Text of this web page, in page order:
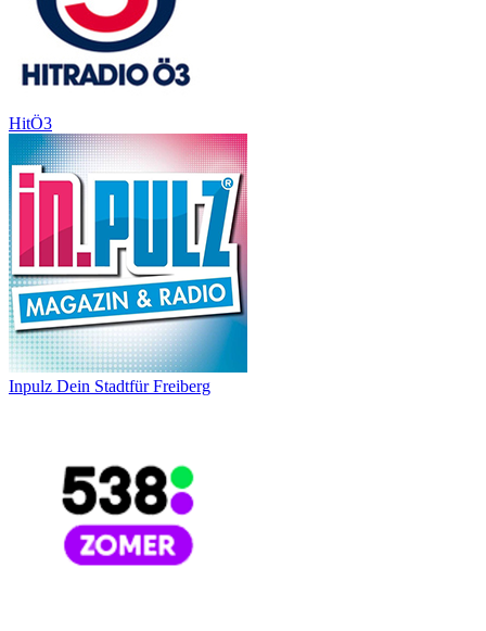
HitÖ3
Inpulz Dein Stadtfür Freiberg